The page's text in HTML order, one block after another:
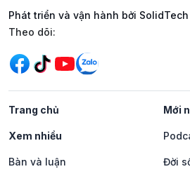
Phát triển và vận hành bởi SolidTech
Mạng xã hội
Theo dõi:
Trang chủ Mới
Xem nhiều
Bàn và luận Đời